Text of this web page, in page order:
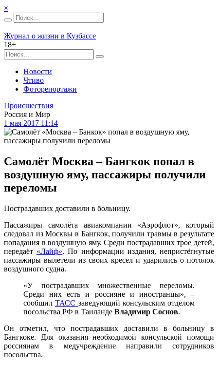
×
Журнал о жизни в Кузбассе
18+
Новости
Чтиво
Фоторепортажи
Происшествия
Россия и Мир
1 мая 2017 11:14
Самолёт Москва – Бангкок попал в
воздушную яму, пассажиры получили
переломы
Пострадавших доставили в больницу.
Пассажиры самолёта авиакомпании «Аэрофлот», который
следовал из Москвы в Бангкок, получили травмы в результате
попадания в воздушную яму. Среди пострадавших трое детей,
передаёт «Лайф». По информации издания, непристёгнутые
пассажиры вылетели из своих кресел и ударились о потолок
воздушного судна.
«У пострадавших множественные переломы.
Среди них есть и россияне и иностранцы», –
сообщилТАСС заведующий консульским отделом
посольства РФ в Таиланде Владимир Соснов.
Он отметил, что пострадавших доставили в больницу в
Бангкоке. Для оказания необходимой консульской помощи
россиянам в медучреждение направили сотрудников
посольства.